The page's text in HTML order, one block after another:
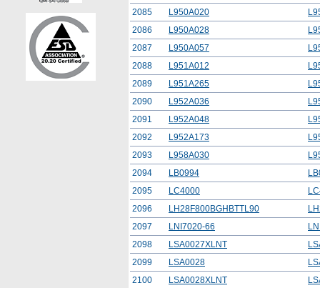
2085
L950A020
2086
L950A028
2087
L950A057
2088
L951A012
2089
L951A265
2090
L952A036
2091
L952A048
2092
L952A173
2093
L958A030
2094
LB0994
2095
LC4000
2096
LH28F800BGHBTTL90
2097
LNI7020-66
2098
LSA0027XLNT
2099
LSA0028
2100
LSA0028XLNT